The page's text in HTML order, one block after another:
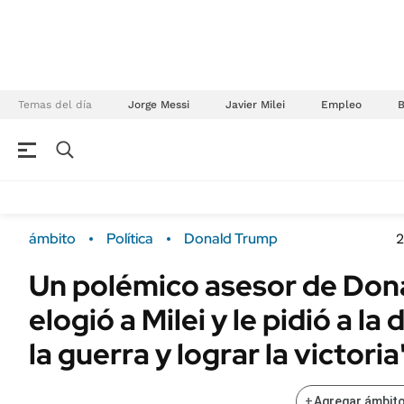
Temas del día Jorge Messi Javier Milei Empleo
Campo
FINANZAS
Dólar
Real Estate
Sustentabilidad
Seguros
ENERGY REPORT
POLÍTICA
ámbito Política Donald Trump
Un polémico asesor de
elogió a Milei y le pidió a la
la guerra y lograr la